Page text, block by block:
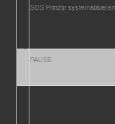
SOS Prinzip systematisieren
PAUSE